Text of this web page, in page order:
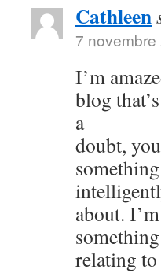
Cathleen
7
I’m
blog
a
doubt,
about.
something
relating